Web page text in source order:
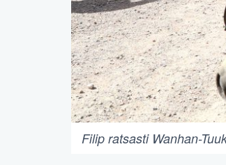
Filip ratsasti Wanhan-